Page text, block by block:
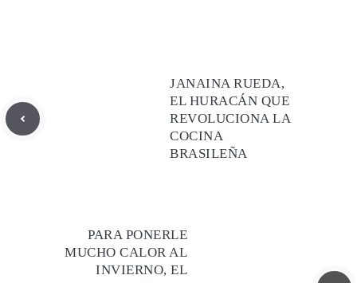
JANAINA RUEDA,
EL HURACÁN QUE
REVOLUCIONA LA
COCINA
BRASILEÑA
PARA PONERLE
MUCHO CALOR AL
INVIERNO, EL